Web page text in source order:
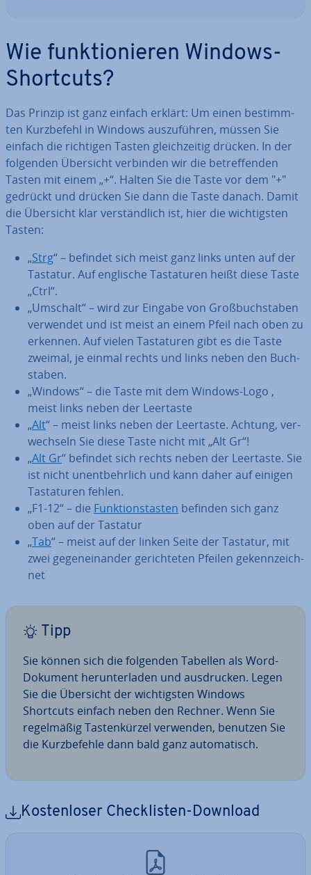
Wie funk­tio­nie­ren Windows-
Shortcuts?
Das Prinzip ist ganz einfach erklärt: Um einen be­stimm­
ten Kurz­be­fehl in Windows aus­zu­füh­ren, müssen Sie
einfach die richtigen Tasten gleich­zei­tig drücken. In der
folgenden Übersicht verbinden wir die be­tref­fen­den
Tasten mit einem „+“. Halten Sie die Taste vor dem "+"
gedrückt und drücken Sie dann die Taste danach. Damit
die Übersicht klar ver­ständ­lich ist, hier die wich­tigs­ten
Tasten:
„Strg“ – befindet sich meist ganz links unten auf der
Tastatur. Auf englische Tas­ta­tu­ren heißt diese Taste
„Ctrl“.
„Umschalt“ – wird zur Eingabe von Groß­buch­sta­ben
verwendet und ist meist an einem Pfeil nach oben zu
erkennen. Auf vielen Tas­ta­tu­ren gibt es die Taste
zweimal, je einmal rechts und links neben den Buch­
sta­ben.
„Windows“ – die Taste mit dem Windows-Logo ,
meist links neben der Leertaste
„Alt“ – meist links neben der Leertaste. Achtung, ver­
wech­seln Sie diese Taste nicht mit „Alt Gr“!
„Alt Gr“ befindet sich rechts neben der Leertaste. Sie
ist nicht un­ent­behr­lich und kann daher auf einigen
Tas­ta­tu­ren fehlen.
„F1-12“ – die Funk­ti­ons­tas­ten befinden sich ganz
oben auf der Tastatur
„Tab“ – meist auf der linken Seite der Tastatur, mit
zwei ge­gen­ein­an­der ge­rich­te­ten Pfeilen ge­kenn­zeich­
net
Tipp
Sie können sich die folgenden Tabellen als Word-
Dokument her­un­ter­la­den und aus­dru­cken. Legen
Sie die Übersicht der wich­tigs­ten Windows
Shortcuts einfach neben den Rechner. Wenn Sie
re­gel­mä­ßig Tas­ten­kür­zel verwenden, benutzen Sie
die Kurz­be­feh­le dann bald ganz au­to­ma­tisch.
Kos­ten­lo­ser Check­lis­ten-Download